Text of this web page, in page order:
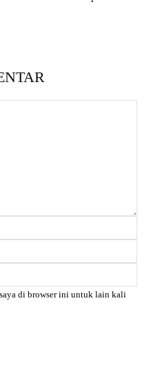
di browser ini untuk lain kali